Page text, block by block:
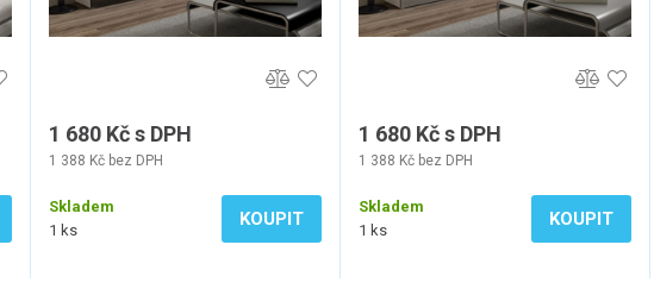
1 680 Kč s DPH
1 388 Kč bez DPH
Skladem
1 ks
KOUPIT
1 680 Kč s DPH
1 388 Kč bez DPH
Skladem
1 ks
KOUPIT